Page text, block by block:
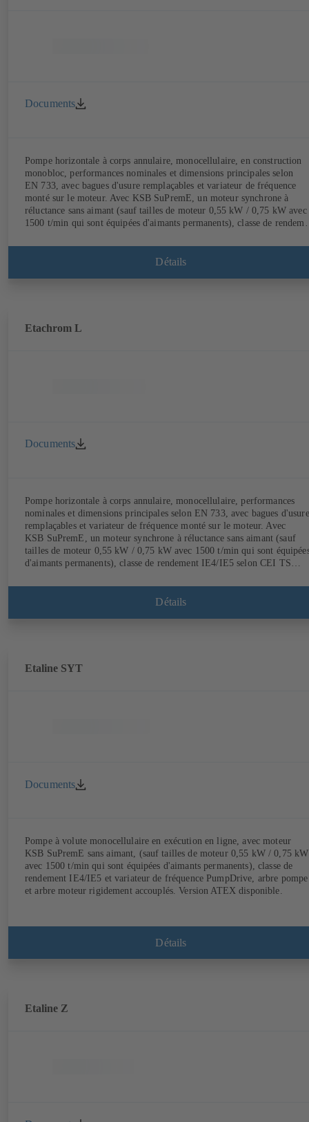
Documents
Pompe horizontale à corps annulaire, monocellulaire, en construction
monobloc, performances nominales et dimensions principales selon
EN 733, avec bagues d'usure remplaçables et variateur de fréquence
monté sur le moteur. Avec KSB SuPremE, un moteur synchrone à
réluctance sans aimant (sauf tailles de moteur 0,55 kW / 0,75 kW avec
1500 t/min qui sont équipées d'aimants permanents), classe de
variateur de fréquence KSB PumpDrive 2 ou KSB PumpDrive 2 Eco
sans capteur de position rotorique. Points de fixation selon EN 50347,
Détails
Etachrom L
Documents
Pompe horizontale à corps annulaire, monocellulaire, performances
nominales et dimensions principales selon EN 733, avec bagues d'usure
remplaçables et variateur de fréquence monté sur le moteur. Avec
KSB SuPremE, un moteur synchrone à réluctance sans aimant (sauf
tailles de moteur 0,55 kW / 0,75 kW avec 1500 t/min qui sont
d'aimants permanents), classe de rendement IE4/IE5 selon CEI TS
KSB PumpDrive 2 ou KSB PumpDrive 2 Eco sans capteur de position
rotorique. Points de fixation selon EN 50347, dimensions extérieures
Détails
Etaline SYT
Documents
Pompe à volute monocellulaire en exécution en ligne, avec moteur
KSB SuPremE sans aimant, (sauf tailles de moteur 0,55 kW / 0,75 kW
avec 1500 t/min qui sont équipées d'aimants permanents), classe de
rendement IE4/IE5 et variateur de fréquence PumpDrive, arbre pompe
et arbre moteur rigidement accouplés. Version ATEX disponible.
Détails
Etaline Z